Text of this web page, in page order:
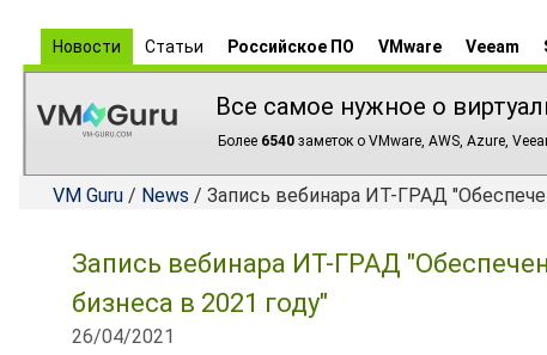
Новости Статьи Российское ПО VMware Veeam
Все самое нужное о
Более 6540 заметок о VMware, AWS, Azure,
VM Guru / News / Запись вебинара ИТ-ГРАД
Запись вебинара ИТ-ГРАД
бизнеса в 2021 году"
26/04/2021